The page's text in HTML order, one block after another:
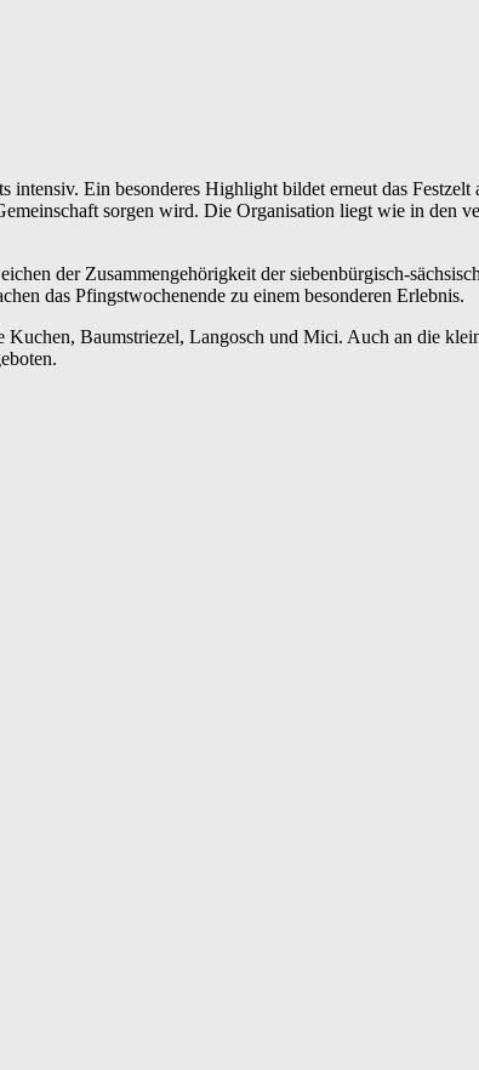
Ein besonderes Highlight bildet erneut das Festzelt
sorgen wird. Die Organisation liegt wie in den
der Zusammengehörigkeit der siebenbürgisch-
das Pfingstwochenende zu einem besonderen Erlebnis.
Baumstriezel, Langosch und Mici. Auch an die